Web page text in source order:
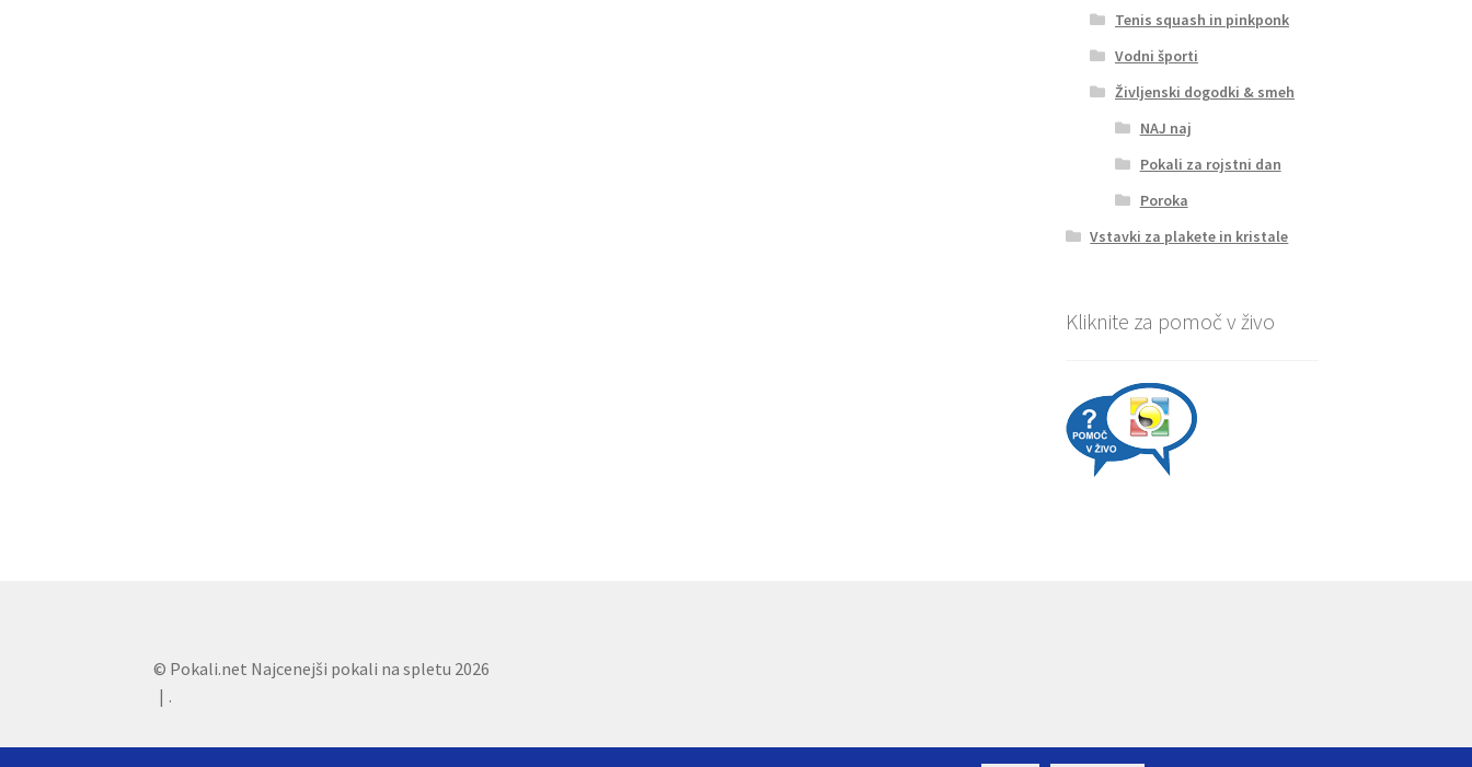
Tenis squash in pinkponk
Vodni športi
Življenski dogodki & smeh
NAJ naj
Pokali za rojstni dan
Poroka
Vstavki za plakete in kristale
Kliknite za pomoč v živo
© Pokali.net Najcenejši pokali na spletu 2026
.